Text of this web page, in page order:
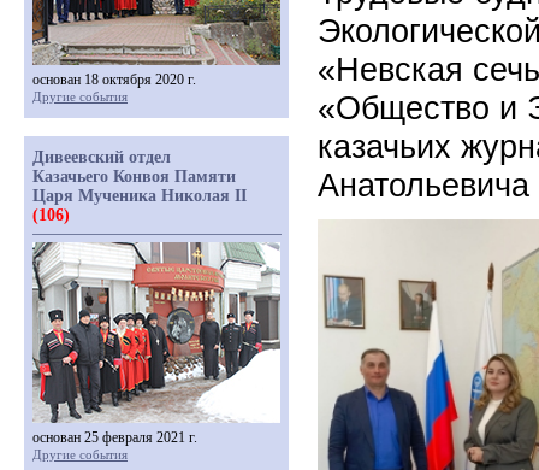
«Невская
«Общество и
казачьих
Анатольевича
основан 18 октября 2020 г.
Другие события
Дивеевский отдел
Казачьего Конвоя Памяти
Царя Мученика Николая II
(106)
основан 25 февраля 2021 г.
Другие события